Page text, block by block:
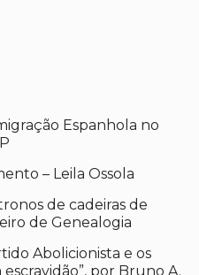
Espanhola no
– Leila Ossola
de cadeiras de
de Genealogia
Abolicionista e os
por Bruno A.